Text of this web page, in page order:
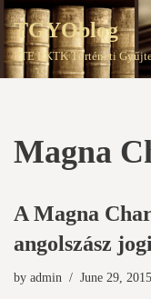
Skip
to
TGYOblog
PTE EKTK Történeti
Magna
A Magna
angolszász
by admin June 29, 2015